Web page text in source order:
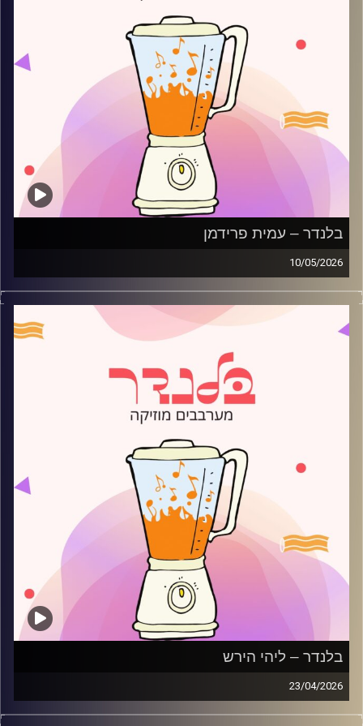
בלנדר – עמית פרידמן
10/05/2026
מוזיקה רגועה לפתוח איתה את הבוקר בהגשת עמית פרידמן
קרדיט תמונות:
AudioVersity
בלנדר – ליהי הירש
23/04/2026
מוזיקה רגועה לפתוח איתה את הבוקר בהגשת ליהי הירש